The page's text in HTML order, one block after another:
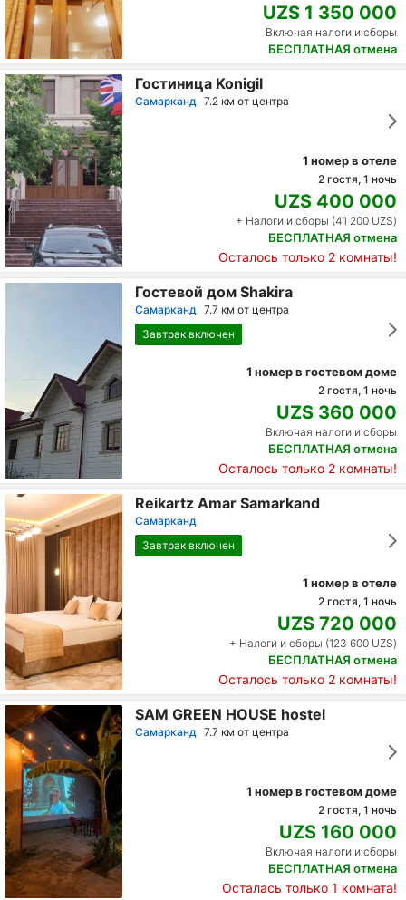
UZS 1 350 000
Включая налоги и сборы
БЕСПЛАТНАЯ отмена
Гостиница Konigil
Самарканд 7.2 км от центра
1 номер в отеле
2 гостя, 1 ночь
UZS 400 000
+ Налоги и сборы (41 200 UZS)
БЕСПЛАТНАЯ отмена
Осталось только 2 комнаты!
Гостевой дом Shakira
Самарканд 7.7 км от центра
Завтрак включен
1 номер в гостевом доме
2 гостя, 1 ночь
UZS 360 000
Включая налоги и сборы
БЕСПЛАТНАЯ отмена
Осталось только 2 комнаты!
Reikartz Amar Samarkand
Самарканд
Завтрак включен
1 номер в отеле
2 гостя, 1 ночь
UZS 720 000
+ Налоги и сборы (123 600 UZS)
БЕСПЛАТНАЯ отмена
Осталось только 2 комнаты!
SAM GREEN HOUSE hostel
Самарканд 7.7 км от центра
1 номер в гостевом доме
2 гостя, 1 ночь
UZS 160 000
Включая налоги и сборы
БЕСПЛАТНАЯ отмена
Осталась только 1 комната!